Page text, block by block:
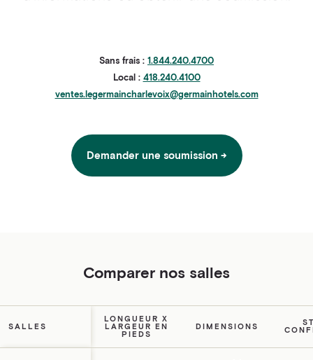
Sans frais : 1.844.240.4700
Local : 418.240.4100
ventes.legermaincharlevoix@germainhotels.com
Demander une soumission
Comparer nos salles
SALLES
LONGUEUR X
LARGEUR EN
PIEDS
DIMENSIONS